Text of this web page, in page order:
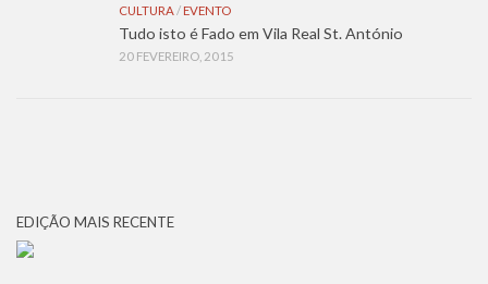
CULTURA/ EVENTO
Tudo isto é Fado em Vila Real St. António
20 FEVEREIRO, 2015
EDIÇÃO MAIS RECENTE